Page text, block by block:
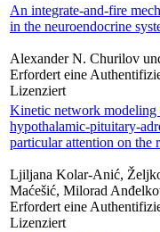
An integrate-and-fire
in the neuroendocrine
Alexander N. Churilov
Erfordert eine
Lizenziert
Kinetic network modeling
hypothalamic-pituitary-
particular attention on the
Ljiljana Kolar-Anić,
Maćešić, Milorad
Erfordert eine
Lizenziert